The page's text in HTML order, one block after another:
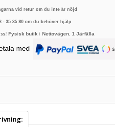
vid retur om du inte är nöjd
- 35 35 80 om du behöver hjälp
Fysisk butik i Nettovägen. 1 Järfälla
med